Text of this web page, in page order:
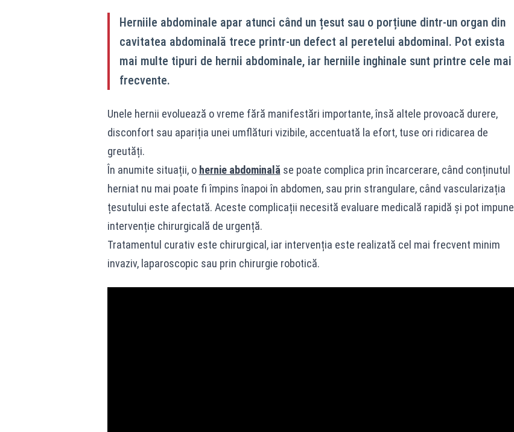
Herniile abdominale apar atunci când un țesut sau o porțiune dintr-un organ din
cavitatea abdominală trece printr-un defect al peretelui abdominal. Pot exista
mai multe tipuri de hernii abdominale, iar herniile inghinale sunt printre cele mai
frecvente.
Unele hernii evoluează o vreme fără manifestări importante, însă altele provoacă durere,
disconfort sau apariția unei umflături vizibile, accentuată la efort, tuse ori ridicarea de
greutăți.
În anumite situații, o hernie abdominală se poate complica prin încarcerare, când conținutul
herniat nu mai poate fi împins înapoi în abdomen, sau prin strangulare, când vascularizația
țesutului este afectată. Aceste complicații necesită evaluare medicală rapidă și pot impune
intervenție chirurgicală de urgență.
Tratamentul curativ este chirurgical, iar intervenția este realizată cel mai frecvent minim
invaziv, laparoscopic sau prin chirurgie robotică.